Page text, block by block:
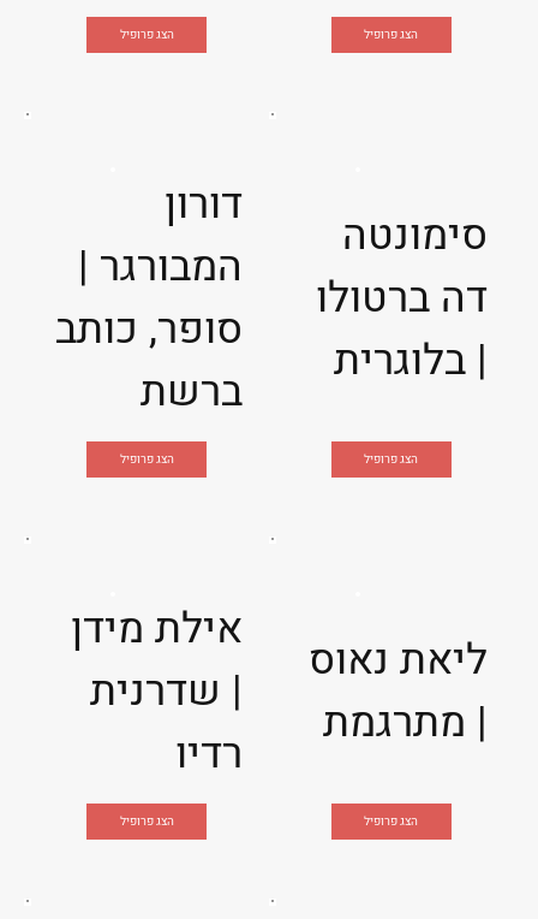
הצג פרופיל הצג פרופיל
דורון
המבורגר |
סופר, כותב
ברשת
הצג פרופיל
סימונטה
דה ברטולו
| בלוגרית
הצג פרופיל
אילת מידן
| שדרנית
רדיו
הצג פרופיל
ליאת נאוס
| מתרגמת
הצג פרופיל